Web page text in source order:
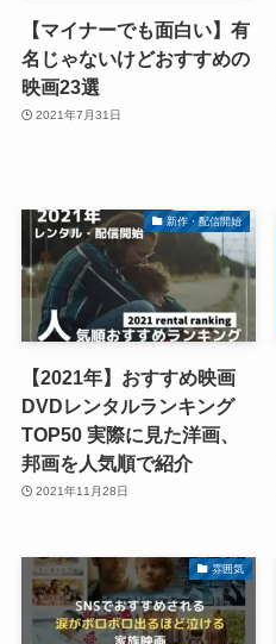
【マイナーでも面白い】有
名じゃないけどおすすめの
映画23選
2021年7月31日
新作・配信開始
【2021年】おすすめ映画
DVDレンタルランキング
TOP50 実際に見た洋画、
邦画を人気順で紹介
2021年11月28日
雰囲気